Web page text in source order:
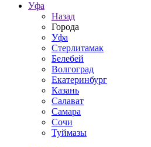
Уфа
Назад
Города
Уфа
Стерлитамак
Белебей
Волгоград
Екатеринбург
Казань
Салават
Самара
Сочи
Туймазы